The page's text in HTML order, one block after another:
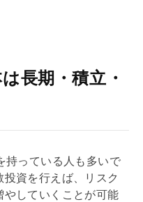
長期・積立・
持っている人も多いで
資を行えば、リスク
やしていくことが可能